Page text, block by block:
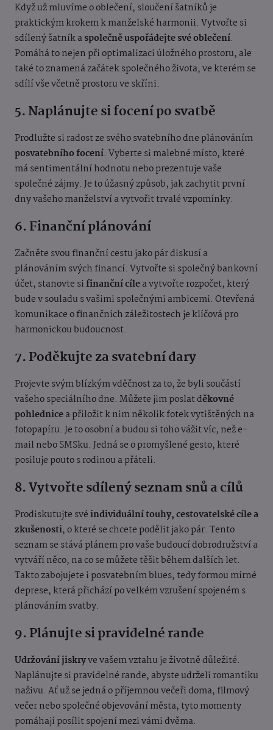
Když už mluvíme o oblečení, sloučení šatníků je
praktickým krokem k manželské harmonii. Vytvořte si
sdílený šatník aspolečně uspořádejte své oblečení.
Pomáhá to nejen při optimalizaci úložného prostoru, ale
také to znamená začátek společného života, ve kterém se
sdílí vše včetně prostoru ve skříni.
5. Naplánujte si focení po svatbě
Prodlužte si radost ze svého svatebního dne plánováním
posvatebního focení. Vyberte si malebné místo, které
má sentimentální hodnotu nebo prezentuje vaše
společné zájmy. Je to úžasný způsob, jak zachytit první
dny vašeho manželství a vytvořit trvalé vzpomínky.
6. Finanční plánování
Začněte svou finanční cestu jako pár diskusí a
plánováním svých financí. Vytvořte si společný bankovní
účet, stanovte sifinanční cílea vytvořte rozpočet, který
bude v souladu s vašimi společnými ambicemi. Otevřená
komunikace o finančních záležitostech je klíčová pro
harmonickou budoucnost.
7. Poděkujte za svatební dary
Projevte svým blízkým vděčnost za to, že byli součástí
vašeho speciálního dne. Můžete jim poslat děkovné
pohlednicea přiložit k nim několik fotek vytištěných na
fotopapíru. Je to osobní a budou si toho vážit víc, než e-
mail nebo SMSku. Jedná se o promyšlené gesto, které
posiluje pouto s rodinou a přáteli.
8. Vytvořte sdílený seznam snů a cílů
Prodiskutujte svéindividuální touhy, cestovatelské cíle a
zkušenosti, o které se chcete podělit jako pár. Tento
seznam se stává plánem pro vaše budoucí dobrodružství a
vytváří něco, na co se můžete těšit během dalších let.
Takto zabojujete i posvatebním blues, tedy formou mírné
deprese, která přichází po velkém vzrušení spojeném s
plánováním svatby.
9. Plánujte si pravidelné rande
Udržování jiskryve vašem vztahu je životně důležité.
Naplánujte si pravidelné rande, abyste udrželi romantiku
naživu. Ať už se jedná o příjemnou večeři doma, filmový
večer nebo společné objevování města, tyto momenty
pomáhají posílit spojení mezi vámi dvěma.